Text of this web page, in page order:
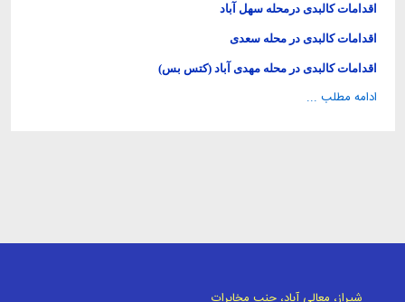
اقدامات کالبدی درمحله سهل آباد
اقدامات کالبدی در محله سعدی
اقدامات کالبدی در محله مهدی آباد (کتس بس)
ادامه مطلب ...